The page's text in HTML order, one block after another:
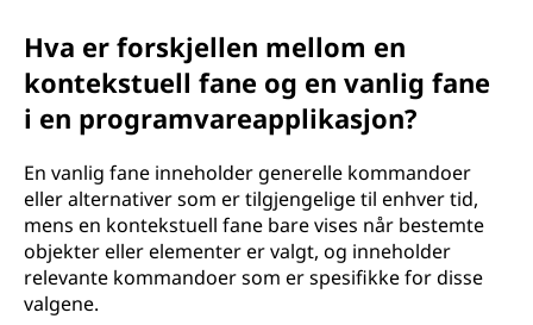
Hva er forskjellen mellom en
kontekstuell fane og en vanlig fane
i en programvareapplikasjon?
En vanlig fane inneholder generelle kommandoer
eller alternativer som er tilgjengelige til enhver tid,
mens en kontekstuell fane bare vises når bestemte
objekter eller elementer er valgt, og inneholder
relevante kommandoer som er spesifikke for disse
valgene.